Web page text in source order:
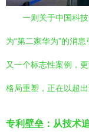
一则关于中国科
为“第二家华为”的消
又一个标志性案例，
格局重塑，正在以超
专利壁垒：从技术